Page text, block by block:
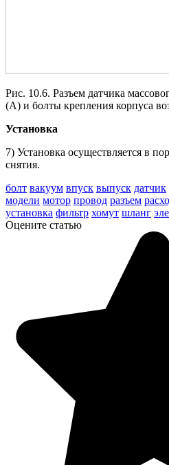
Рис. 10.6. Разъем датчика
(А) и болты крепления корпуса
Установка
7) Установка осуществляется в
снятия.
болт вакуум впуск выпуск датчик
модели мотор провод разъем
установка фильтр хомут шланг
Оцените статью